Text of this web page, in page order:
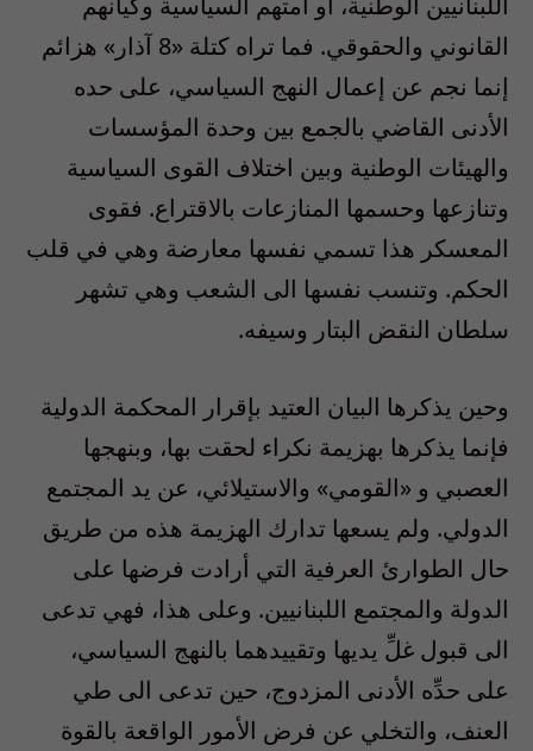
القانوني والحقوقي. فما تراه كتلة «8 آذار» هزائم
إنما نجم عن إعمال النهج السياسي، على حده
الأدنى القاضي بالجمع بين وحدة المؤسسات
والهيئات الوطنية وبين اختلاف القوى السياسية
وتنازعها وحسمها المنازعات بالاقتراع. فقوى
المعسكر هذا تسمي نفسها معارضة وهي في قلب
الحكم. وتنسب نفسها الى الشعب وهي تشهر
سلطان النقض البتار وسيفه.
وحين يذكرها البيان العتيد بإقرار المحكمة الدولية
فإنما يذكرها بهزيمة نكراء لحقت بها، وبنهجها
العصبي و «القومي» والاستيلائي، عن يد المجتمع
الدولي. ولم يسعها تدارك الهزيمة هذه من طريق
حال الطوارئ العرفية التي أرادت فرضها على
الدولة والمجتمع اللبنانيين. وعلى هذا، فهي تدعى
الى قبول غلِّ يديها وتقييدهما بالنهج السياسي،
على حدِّه الأدنى المزدوج، حين تدعى الى طي
العنف، والتخلي عن فرض الأمور الواقعة بالقوة